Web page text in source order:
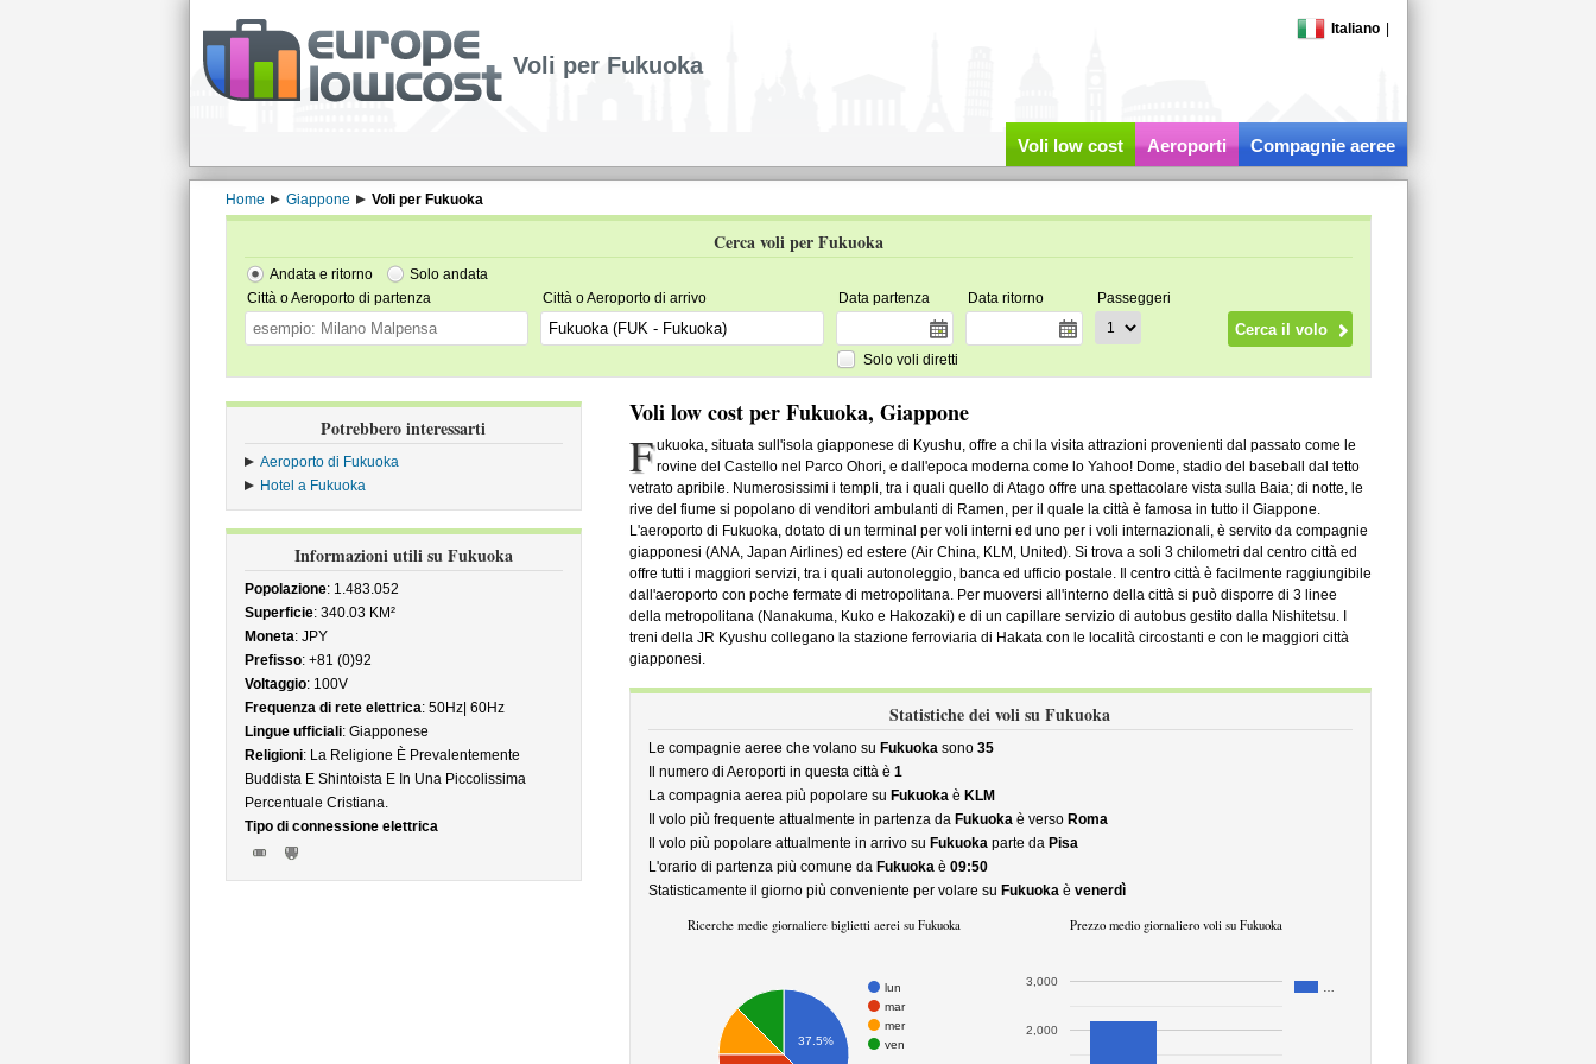
Italiano
Voli per Fukuoka
Voli low cost Aeroporti Compagnie aeree
Home Giappone Voli per Fukuoka
Cerca voli per Fukuoka
Andata e ritorno
Solo andata
Città o Aeroporto di partenza
Città o Aeroporto di arrivo Data partenza Data ritorno Passeggeri
Solo voli diretti
Potrebbero interessarti
Aeroporto di Fukuoka
Hotel a Fukuoka
Informazioni utili su Fukuoka
Popolazione: 1.483.052
Superficie: 340.03 KM²
Moneta: JPY
Prefisso: +81 (0)92
Voltaggio: 100V
Frequenza di rete elettrica: 50Hz| 60Hz
Lingue ufficiali: Giapponese
Religioni: La Religione È Prevalentemente
Buddista E Shintoista E In Una Piccolissima
Percentuale Cristiana.
Tipo di connessione elettrica
Voli low cost per Fukuoka, Giappone
F ukuoka, situata sull'isola giapponese di Kyushu, offre a chi la visita attrazioni provenienti dal passato come le
rovine del Castello nel Parco Ohori, e dall'epoca moderna come lo Yahoo! Dome, stadio del baseball dal tetto
vetrato apribile. Numerosissimi i templi, tra i quali quello di Atago offre una spettacolare vista sulla Baia; di notte, le
rive del fiume si popolano di venditori ambulanti di Ramen, per il quale la città è famosa in tutto il Giappone.
L'aeroporto di Fukuoka, dotato di un terminal per voli interni ed uno per i voli internazionali, è servito da compagnie
giapponesi (ANA, Japan Airlines) ed estere (Air China, KLM, United). Si trova a soli 3 chilometri dal centro città ed
offre tutti i maggiori servizi, tra i quali autonoleggio, banca ed ufficio postale. Il centro città è facilmente raggiungibile
dall'aeroporto con poche fermate di metropolitana. Per muoversi all'interno della città si può disporre di 3 linee
della metropolitana (Nanakuma, Kuko e Hakozaki) e di un capillare servizio di autobus gestito dalla Nishitetsu. I
treni della JR Kyushu collegano la stazione ferroviaria di Hakata con le località circostanti e con le maggiori città
giapponesi.
Statistiche dei voli su Fukuoka
Le compagnie aeree che volano su Fukuokasono 35
Il numero di Aeroporti in questa città è 1
La compagnia aerea più popolare su Fukuokaè KLM
Il volo più frequente attualmente in partenza da Fukuokaè verso Roma
Il volo più popolare attualmente in arrivo su Fukuokaparte da Pisa
L'orario di partenza più comune da Fukuokaè 09:50
Statisticamente il giorno più conveniente per volare su Fukuokaè venerdì
Ricerche medie giornaliere biglietti aerei su Fukuoka
lun
mar
mer
ven
37.5%
Prezzo medio giornaliero voli su Fukuoka
2,000
3,000